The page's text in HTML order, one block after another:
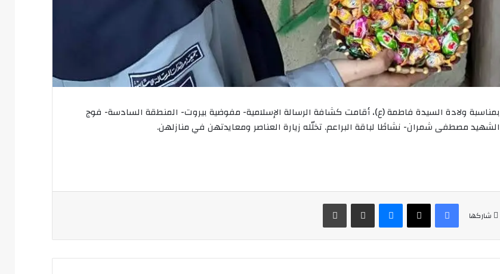
بمناسبة ولادة السيدة فاطمة (ع)، أقامت كشافة الرسالة الإسلامية- مفوضية بيروت- المنطقة السادسة- فوج
الشهيد مصطفى شمران- نشاطًا لباقة البراعم. تخلّله زيارة العناصر ومعايدتهن في منازلهن.
شاركها
فيسبوك
‫X ماسنجر مشاركة عبر البريد طباعة